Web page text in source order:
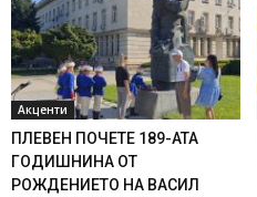
Акценти
ПЛЕВЕН ПОЧЕТЕ 189-АТА
ГОДИШНИНА ОТ
РОЖДЕНИЕТО НА ВАСИЛ